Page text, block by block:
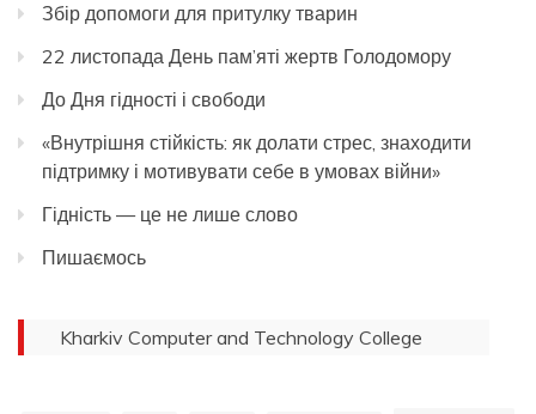
Збір допомоги для притулку тварин
22 листопада День пам’яті жертв Голодомору
До Дня гідності і свободи
«Внутрішня стійкість: як долати стрес, знаходити
підтримку і мотивувати себе в умовах війни»
Гідність — це не лише слово
Пишаємось
Kharkiv Computer and Technology College